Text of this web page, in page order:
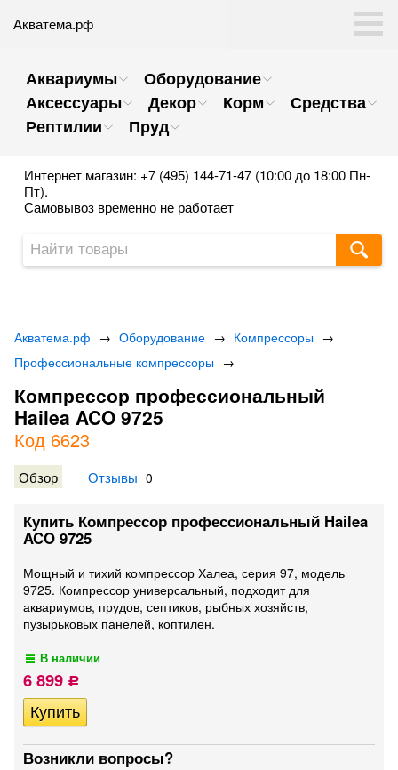
Акватема.рф
Аквариумы
Оборудование
Аксессуары
Декор Корм
Средства
Рептилии
Пруд
Интернет магазин: +7 (495) 144-71-47 (10:00 до 18:00 Пн-
Пт).
Самовывоз временно не работает
Акватема.рф → Оборудование → Компрессоры →
Профессиональные компрессоры →
Компрессор профессиональный
Hailea ACO 9725
Код 6623
Обзор Отзывы 0
Купить Компрессор профессиональный Hailea
ACO 9725
Мощный и тихий компрессор Халеа, серия 97, модель
9725. Компрессор универсальный, подходит для
аквариумов, прудов, септиков, рыбных хозяйств,
пузырьковых панелей, коптилен.
В наличии
6 899 Р
Возникли вопросы?